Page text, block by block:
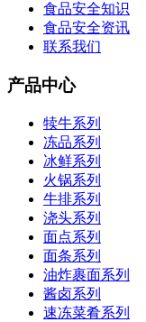
食品安全知识
食品安全资讯
联系我们
产品中心
犊牛系列
冻品系列
冰鲜系列
火锅系列
牛排系列
浇头系列
面点系列
面条系列
油炸裹面系列
酱卤系列
速冻菜肴系列